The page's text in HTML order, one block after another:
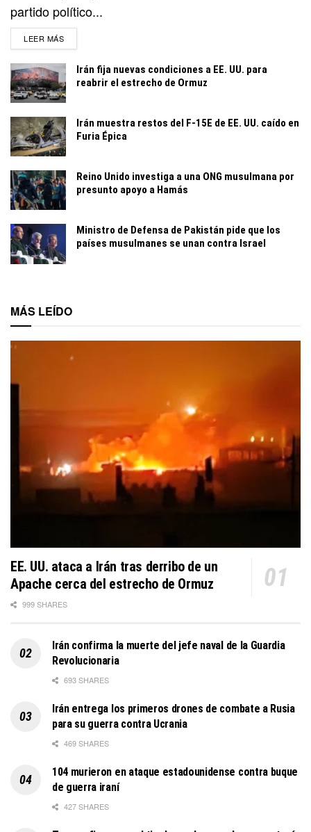
partido político...
LEER MÁSDETAILS
Irán fija nuevas condiciones a EE. UU. para
reabrir el estrecho de Ormuz
Irán muestra restos del F-15E de EE. UU. caído en
Furia Épica
Reino Unido investiga a una ONG musulmana por
presunto apoyo a Hamás
Ministro de Defensa de Pakistán pide que los
países musulmanes se unan contra Israel
MÁS LEÍDO
EE. UU. ataca a Irán tras derribo de un
Apache cerca del estrecho de Ormuz
999 SHARES
Irán confirma la muerte del jefe naval de la Guardia
Revolucionaria
693 SHARES
Irán entrega los primeros drones de combate a Rusia
para su guerra contra Ucrania
469 SHARES
104 murieron en ataque estadounidense contra buque
de guerra iraní
427 SHARES